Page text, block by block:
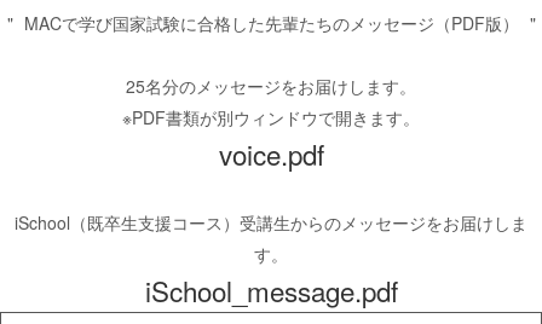
MACで学び国家試験に合格した先輩たちのメッセージ（PDF版）
25名分のメッセージをお届けします。
※PDF書類が別ウィンドウで開きます。
voice.pdf
iSchool（既卒生支援コース）受講生からのメッセージをお届けしま
す。
iSchool_message.pdf